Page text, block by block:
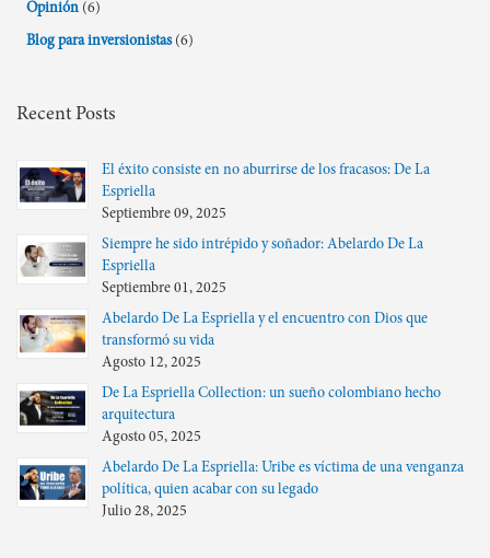
Opinión (6)
Blog para inversionistas (6)
Recent Posts
El éxito consiste en no aburrirse de los fracasos: De La
Espriella
Septiembre 09, 2025
Siempre he sido intrépido y soñador: Abelardo De La
Espriella
Septiembre 01, 2025
Abelardo De La Espriella y el encuentro con Dios que
transformó su vida
Agosto 12, 2025
De La Espriella Collection: un sueño colombiano hecho
arquitectura
Agosto 05, 2025
Abelardo De La Espriella: Uribe es víctima de una venganza
política, quien acabar con su legado
Julio 28, 2025